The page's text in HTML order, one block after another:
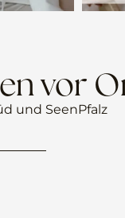
vor
und SeenPfalz